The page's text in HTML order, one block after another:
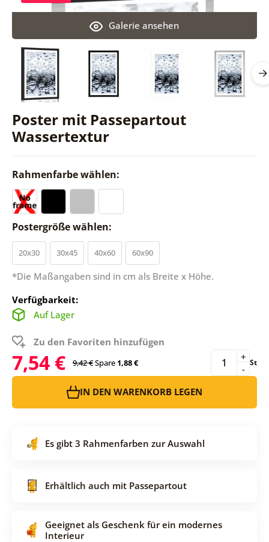
Poster mit Passepartout
Wassertextur
Galerie ansehen
Rahmenfarbe wählen:
Postergröße wählen:
20x30 30x45 40x60 60x90
*Die Maßangaben sind in cm als Breite x Höhe.
Verfügbarkeit:
Auf Lager
Zu den Favoriten hinzufügen
7,54 € 9,42 €Spare1,88 € -
+ St
IN DEN WARENKORB LEGEN
Es gibt 3 Rahmenfarben zur Auswahl
Erhältlich auch mit Passepartout
Geeignet als Geschenk für ein modernes
Interieur